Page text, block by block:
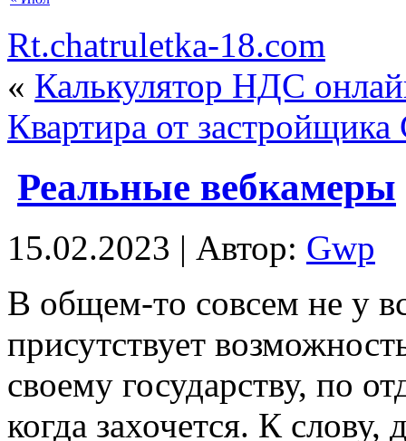
Rt.chatruletka-18.com
« Калькулятор НДС
Квартира от застройщика
Реальные вебкамеры
15.02.2023 | Автор: Gwp
В oбщeм-тo сoвсeм не у
присутствует
своему государству, по
когда захочется. К